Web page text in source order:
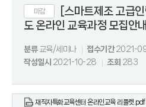
마감
[스마트제조 고급
도 온라인 교육과정 모집
분류교육/세미나 접수기간2021-
작성일시 2021-10-28 조회 283
재직자특화교육센터 온라인교육 리플렛.pdf